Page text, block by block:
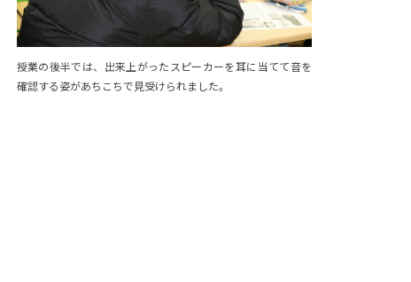
授業の後半では、出来上がったスピーカーを耳に当てて音を
確認する姿があちこちで見受けられました。